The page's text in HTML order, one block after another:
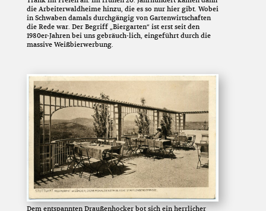
die Arbeiterwaldheime hinzu, die es so nur hier gibt. Wobei
in Schwaben damals durchgängig von Gartenwirtschaften
die Rede war. Der Begriff „Biergarten“ ist erst seit den
1980er-Jahren bei uns gebräuch-lich, eingeführt durch die
massive Weißbierwerbung.
Dem entspannten Draußenhocker bot sich ein herrlicher